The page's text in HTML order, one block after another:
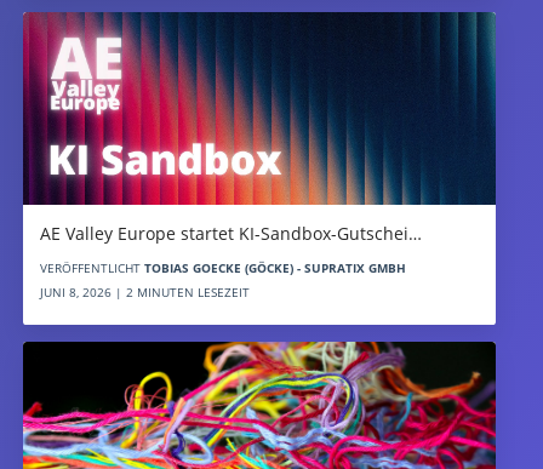
AE Valley Europe startet KI-Sandbox-Gutschei…
VERÖFFENTLICHT TOBIAS GOECKE (GÖCKE) - SUPRATIX GMBH
JUNI 8, 2026 | 2 MINUTEN LESEZEIT